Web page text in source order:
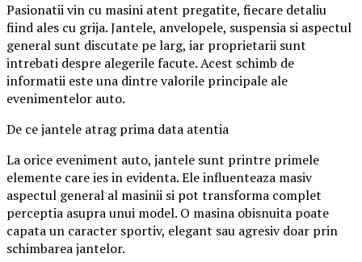
Pasionatii vin cu masini atent pregatite, fiecare detaliu
fiind ales cu grija. Jantele, anvelopele, suspensia si aspectul
general sunt discutate pe larg, iar proprietarii sunt
intrebati despre alegerile facute. Acest schimb de
informatii este una dintre valorile principale ale
evenimentelor auto.
De ce jantele atrag prima data atentia
La orice eveniment auto, jantele sunt printre primele
elemente care ies in evidenta. Ele influenteaza masiv
aspectul general al masinii si pot transforma complet
perceptia asupra unui model. O masina obisnuita poate
capata un caracter sportiv, elegant sau agresiv doar prin
schimbarea jantelor.